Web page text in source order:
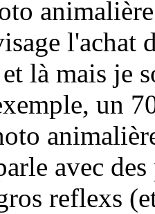
animalière
l'achat
et là mais je
un
avec
reflexs